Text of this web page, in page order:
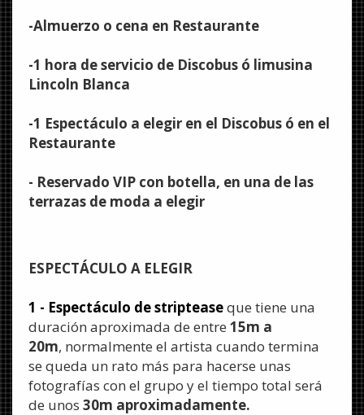
-Almuerzo o cena en Restaurante
-1 hora de servicio de Discobus ó limusina
Lincoln Blanca
-1 Espectáculo a elegir en el Discobus ó en el
Restaurante
- Reservado VIP con botella, en una de las
terrazas de moda a elegir
ESPECTÁCULO A ELEGIR
1 - Espectáculo de stripteaseque tiene una
duración aproximada de entre 15m a
20m, normalmente el artista cuando termina
se queda un rato más para hacerse unas
fotografías con el grupo y el tiempo total será
de unos 30m aproximadamente.